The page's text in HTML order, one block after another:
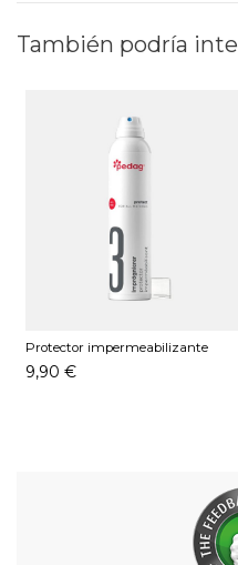
También podría
Protector impermeabilizante
Pedag 250 ML
9,90 €